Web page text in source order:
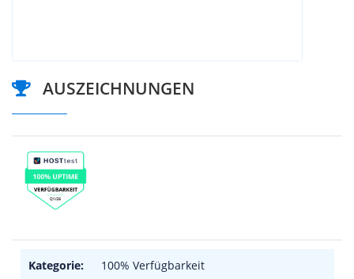
AUSZEICHNUNGEN
Kategorie: 100% Verfügbarkeit